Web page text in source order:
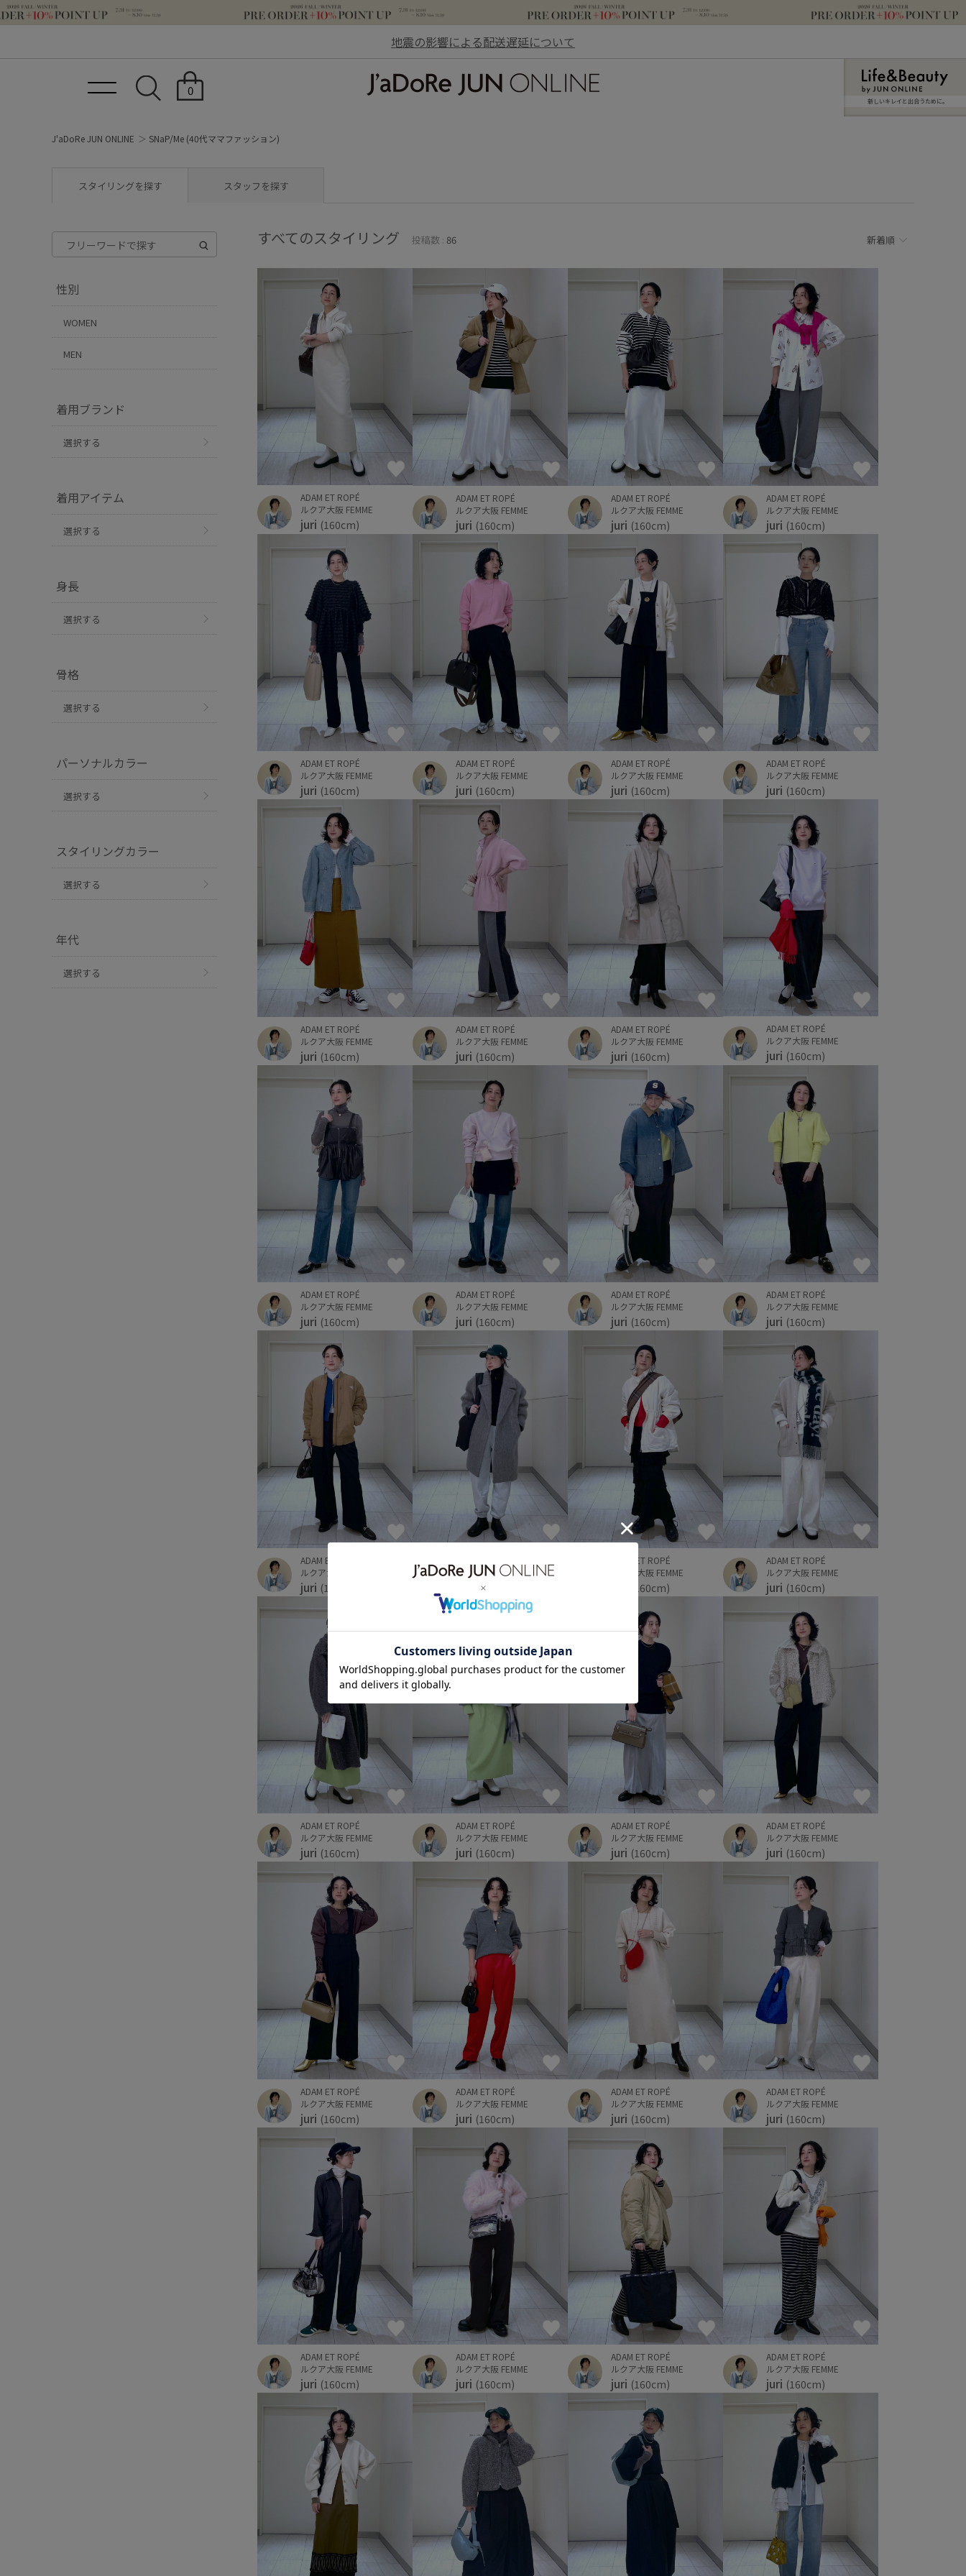
地震の影響による配送遅延について
0
新しいキレイと出合うために。
J'aDoRe JUN ONLINE SNaP/Me (40代ママファッション)
スタイリングを探す スタッフを探す
性別
WOMEN
MEN
着用ブランド
選択する
着用アイテム
選択する
身長
選択する
骨格
選択する
パーソナルカラー
選択する
スタイリングカラー
選択する
年代
選択する
すべてのスタイリング 投稿数 : 86 新着順
ADAM ET ROPÉ
ルクア大阪 FEMME
juri (160cm)
ADAM ET ROPÉ
ルクア大阪 FEMME
juri (160cm)
ADAM ET ROPÉ
ルクア大阪 FEMME
juri (160cm)
ADAM ET ROPÉ
ルクア大阪 FEMME
juri (160cm)
ADAM ET ROPÉ
ルクア大阪 FEMME
juri (160cm)
ADAM ET ROPÉ
ルクア大阪 FEMME
juri (160cm)
ADAM ET ROPÉ
ルクア大阪 FEMME
juri (160cm)
ADAM ET ROPÉ
ルクア大阪 FEMME
juri (160cm)
ADAM ET ROPÉ
ルクア大阪 FEMME
juri (160cm)
ADAM ET ROPÉ
ルクア大阪 FEMME
juri (160cm)
ADAM ET ROPÉ
ルクア大阪 FEMME
juri (160cm)
ADAM ET ROPÉ
ルクア大阪 FEMME
juri (160cm)
ADAM ET ROPÉ
ルクア大阪 FEMME
juri (160cm)
ADAM ET ROPÉ
ルクア大阪 FEMME
juri (160cm)
ADAM ET ROPÉ
ルクア大阪 FEMME
juri (160cm)
ADAM ET ROPÉ
ルクア大阪 FEMME
juri (160cm)
ADAM ET ROPÉ
ルクア大阪 FEMME
juri (160cm)
ルクア大阪 FEMME
(160cm)
ADAM ET ROPÉ
ルクア大阪 FEMME
(160cm)
ADAM ET ROPÉ
ルクア大阪 FEMME
juri (160cm)
ADAM ET ROPÉ
ルクア大阪 FEMME
juri (160cm)
ADAM ET ROPÉ
ルクア大阪 FEMME
juri (160cm)
ADAM ET ROPÉ
ルクア大阪 FEMME
juri (160cm)
ADAM ET ROPÉ
ルクア大阪 FEMME
juri (160cm)
ADAM ET ROPÉ
ルクア大阪 FEMME
juri (160cm)
ADAM ET ROPÉ
ルクア大阪 FEMME
juri (160cm)
ADAM ET ROPÉ
ルクア大阪 FEMME
juri (160cm)
ADAM ET ROPÉ
ルクア大阪 FEMME
juri (160cm)
ADAM ET ROPÉ
ルクア大阪 FEMME
juri (160cm)
ADAM ET ROPÉ
ルクア大阪 FEMME
juri (160cm)
ADAM ET ROPÉ
ルクア大阪 FEMME
juri (160cm)
ADAM ET ROPÉ
ルクア大阪 FEMME
juri (160cm)